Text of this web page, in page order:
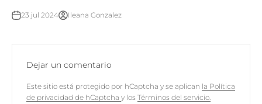
23 jul 2024 Ileana Gonzalez
Dejar un comentario
Este sitio está protegido por hCaptcha y se aplican la Política
de privacidad de hCaptcha y los Términos del servicio.